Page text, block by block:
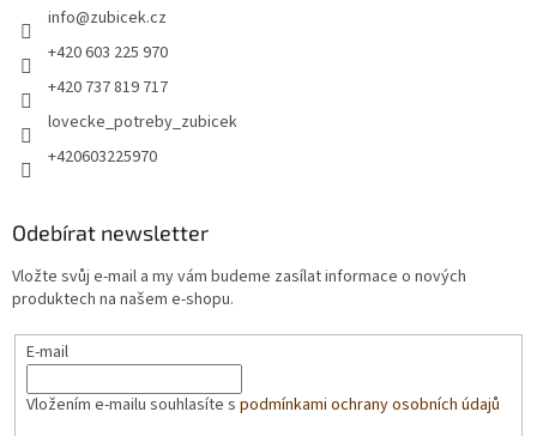
info@zubicek.cz
+420 603 225 970
+420 737 819 717
lovecke_potreby_zubicek
+420603225970
Odebírat newsletter
Vložte svůj e-mail a my vám budeme zasílat informace o nových
produktech na našem e-shopu.
E-mail
Vložením e-mailu souhlasíte s podmínkami ochrany osobních údajů